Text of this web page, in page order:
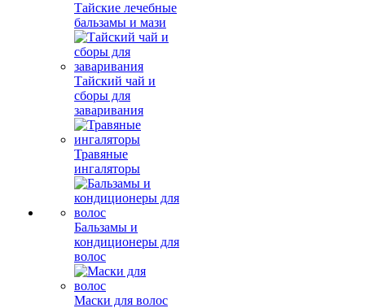
Тайские лечебные
бальзамы и мази
Тайский чай и
сборы для
заваривания
Травяные
ингаляторы
Бальзамы и
кондиционеры для
волос
Маски для волос